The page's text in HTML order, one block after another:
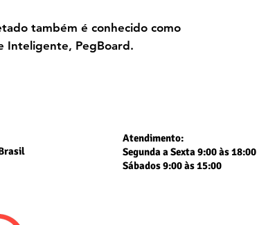
também é conhecido como
Inteligente, PegBoard.
Atendimento:
Segunda a Sexta 9:00 às 18:00
Sábados 9:00 às 15:00